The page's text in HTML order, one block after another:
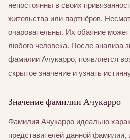
непостоянны в своих
жительства или партнёров.
очаровательны. Их обаяние
любого человека. После анализа
фамилии Ачукарро, появляется
скрытое значение и узнать
Значение фамилии Ачукарро
Фамилия Ачукарро идеально
представителей данной